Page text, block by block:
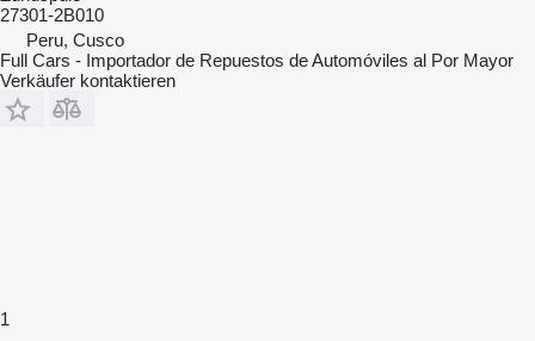
27301-2B010
Peru, Cusco
Full Cars - Importador de Repuestos de Automóviles al Por Mayor
Verkäufer kontaktieren
1